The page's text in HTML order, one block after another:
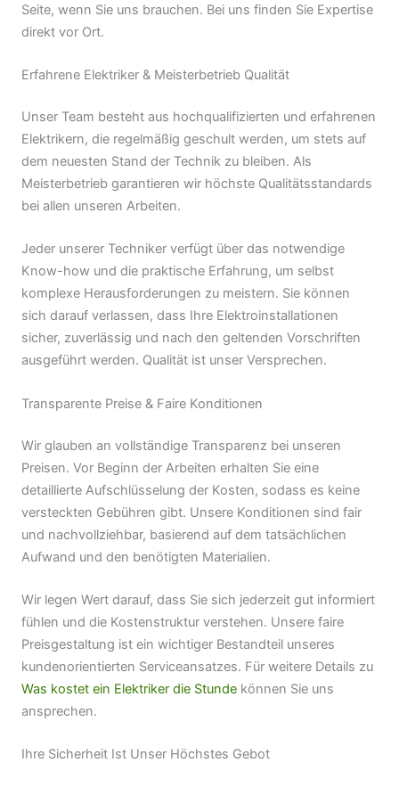
Seite, wenn Sie uns brauchen. Bei uns finden Sie Expertise
direkt vor Ort.
Erfahrene Elektriker & Meisterbetrieb Qualität
Unser Team besteht aus hochqualifizierten und erfahrenen
Elektrikern, die regelmäßig geschult werden, um stets auf
dem neuesten Stand der Technik zu bleiben. Als
Meisterbetrieb garantieren wir höchste Qualitätsstandards
bei allen unseren Arbeiten.
Jeder unserer Techniker verfügt über das notwendige
Know-how und die praktische Erfahrung, um selbst
komplexe Herausforderungen zu meistern. Sie können
sich darauf verlassen, dass Ihre Elektroinstallationen
sicher, zuverlässig und nach den geltenden Vorschriften
ausgeführt werden. Qualität ist unser Versprechen.
Transparente Preise & Faire Konditionen
Wir glauben an vollständige Transparenz bei unseren
Preisen. Vor Beginn der Arbeiten erhalten Sie eine
detaillierte Aufschlüsselung der Kosten, sodass es keine
versteckten Gebühren gibt. Unsere Konditionen sind fair
und nachvollziehbar, basierend auf dem tatsächlichen
Aufwand und den benötigten Materialien.
Wir legen Wert darauf, dass Sie sich jederzeit gut informiert
fühlen und die Kostenstruktur verstehen. Unsere faire
Preisgestaltung ist ein wichtiger Bestandteil unseres
kundenorientierten Serviceansatzes. Für weitere Details zu
Was kostet ein Elektriker die Stunde können Sie uns
ansprechen.
Ihre Sicherheit Ist Unser Höchstes Gebot